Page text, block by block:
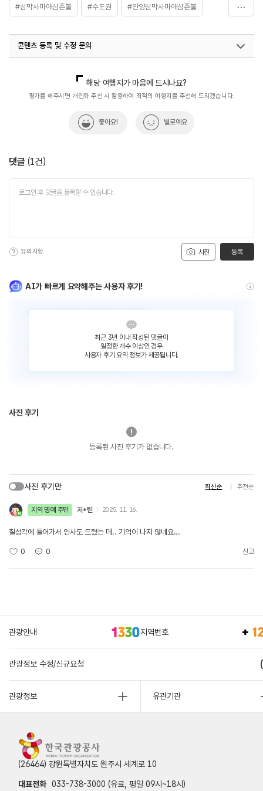
#삼막사마애삼존불 #수도권 #안양삼막사마애삼존불
#역사속 #역사속으로
콘텐츠 등록 및 수정 문의
해당 여행지가 마음에 드시나요?
평가를 해주시면 개인화 추천 시 활용하여 최적의 여행지를 추천해 드리겠습니다.
좋아요! 별로예요
댓글 (1건)
사진
유의사항 등록
AI가 빠르게 요약해주는 사용자 후기!
최근 3년 이내 작성된 댓글이
일정한 개수 이상인 경우
사용자 후기 요약 정보가 제공됩니다.
사진 후기
등록된 사진 후기가 없습니다.
사진 후기만 최신순 추천순
지역 명예 주민 저*틴 2025. 11. 16.
칠성각에 들어가서 인사도 드렸는 데.. 기억이 나지 않네요...
0 0 신고
관광안내 지역번호
관광정보 수정/신규요청
관광정보 유관기관
(26464) 강원특별자치도 원주시 세계로 10
대표전화 033-738-3000 (유료, 평일 09시~18시)